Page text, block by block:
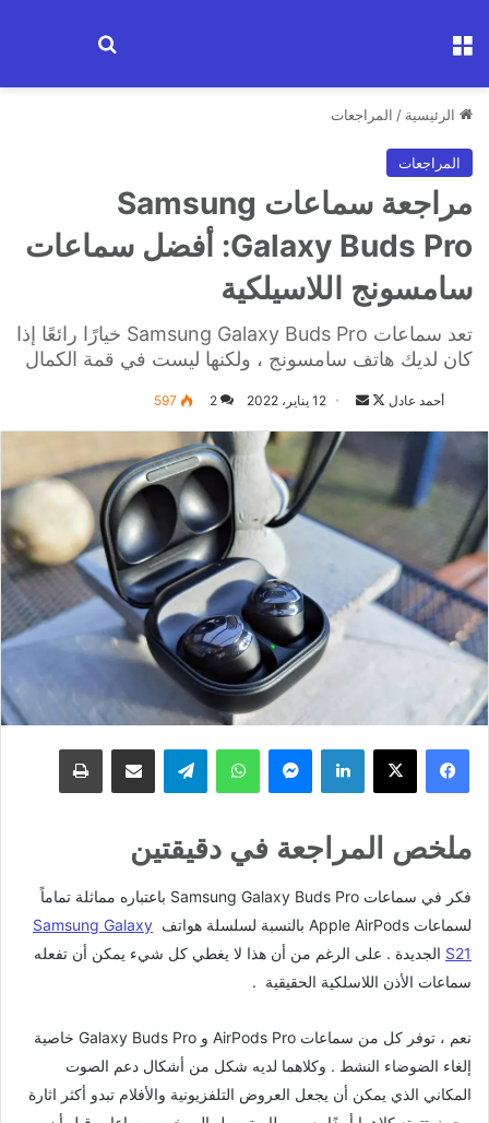
الرئيسية / المراجعات
المراجعات
مراجعة سماعات Samsung
Galaxy Buds Pro: أفضل سماعات
سامسونج اللاسيلكية
تعد سماعات Samsung Galaxy Buds Pro خيارًا رائعًا إذا
كان لديك هاتف سامسونج ، ولكنها ليست في قمة الكمال
أحمد عادل
Follow
أرسل
إلكترونيا
12 يناير، 2022 2
597
لينكدإن ماسنجر واتساب تيلقرام مشاركة عبر البريد طباعة
ملخص المراجعة في دقيقتين
فكر في سماعات Samsung Galaxy Buds Pro باعتباره مماثلة تماماً
لسماعات Apple AirPods بالنسبة لسلسلة هواتف
Samsung Galaxy
S21 الجديدة . على الرغم من أن هذا لا يغطي كل شيء يمكن أن تفعله
سماعات الأذن اللاسلكية الحقيقية .
نعم ، توفر كل من سماعات AirPods Pro و Galaxy Buds Pro خاصية
إلغاء الضوضاء النشط . وكلاهما لديه شكل من أشكال دعم الصوت
المكاني الذي يمكن أن يجعل العروض التلفزيونية والأفلام تبدو أكثر اثارة